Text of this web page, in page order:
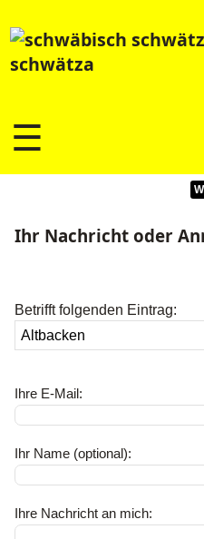
schwätza
☰
Ihr Nachricht oder
Betrifft folgenden Eintrag:
Ihre E-Mail:
Ihr Name (optional):
Ihre Nachricht an mich: